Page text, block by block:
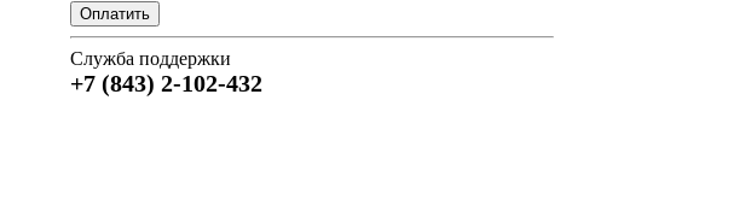
Служба поддержки
+7 (843) 2-102-432